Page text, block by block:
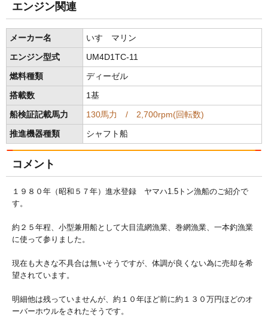
エンジン関連
メーカー名 いすゞマリン
エンジン型式 UM4D1TC-11
燃料種類 ディーゼル
搭載数 1基
船検証記載馬力 130馬力 / 2,700rpm(回転数)
推進機器種類 シャフト船
コメント
１９８０年（昭和５７年）進水登録 ヤマハ1.5トン漁船のご紹介で
す。
約２５年程、小型兼用船として大目流網漁業、巻網漁業、一本釣漁業
に使って参りました。
現在も大きな不具合は無いそうですが、体調が良くない為に売却を希
望されています。
明細他は残っていませんが、約１０年ほど前に約１３０万円ほどのオ
ーバーホウルをされたそうです。